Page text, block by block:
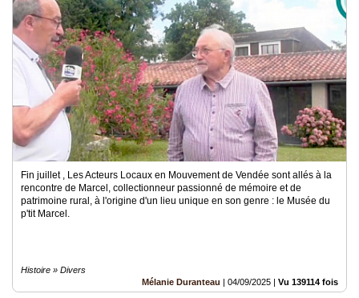
Fin juillet , Les Acteurs Locaux en Mouvement de Vendée sont allés à la
rencontre de Marcel, collectionneur passionné de mémoire et de
patrimoine rural, à l'origine d'un lieu unique en son genre : le Musée du
p'tit Marcel.
Histoire » Divers
Mélanie Duranteau | 04/09/2025 | Vu 139114 fois